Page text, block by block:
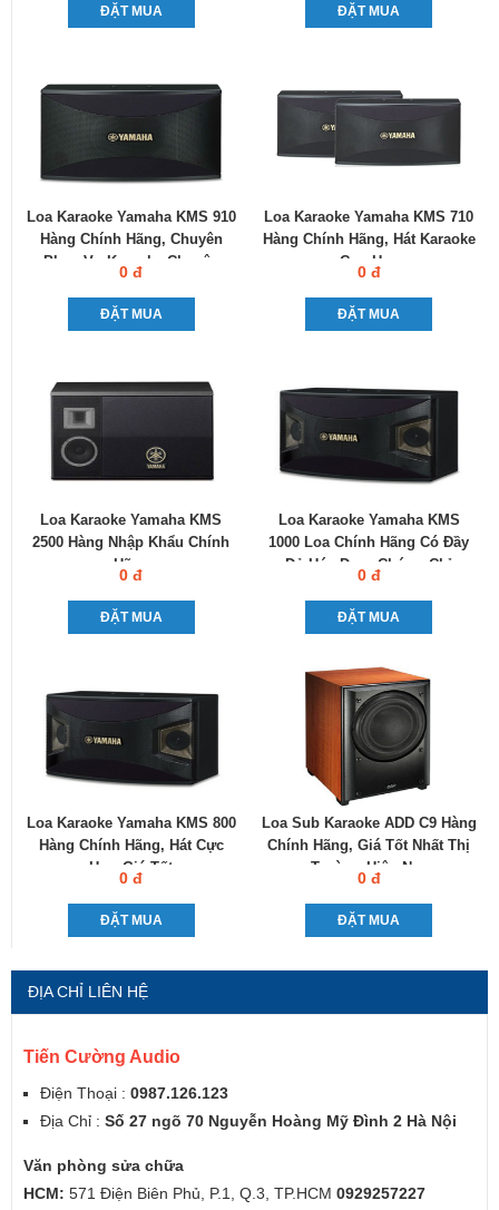
ĐẶT MUA ĐẶT MUA
Loa Karaoke Yamaha KMS 910
Hàng Chính Hãng, Chuyên
Phục Vụ Karaoke Chuyên
Nghiệp
0 đ
ĐẶT MUA
Loa Karaoke Yamaha KMS 710
Hàng Chính Hãng, Hát Karaoke
Cực Hay
0 đ
ĐẶT MUA
Loa Karaoke Yamaha KMS
2500 Hàng Nhập Khẩu Chính
Hãng
0 đ
ĐẶT MUA
Loa Karaoke Yamaha KMS
1000 Loa Chính Hãng Có Đầy
Đủ Hóa Đơn, Chứng Chỉ
0 đ
ĐẶT MUA
Loa Karaoke Yamaha KMS 800
Hàng Chính Hãng, Hát Cực
Hay, Giá Tốt
0 đ
ĐẶT MUA
Loa Sub Karaoke ADD C9 Hàng
Chính Hãng, Giá Tốt Nhất Thị
Trường Hiện Nay
0 đ
ĐẶT MUA
ĐỊA CHỈ LIÊN HỆ
Tiến Cường Audio
Điện Thoại : 0987.126.123
Địa Chỉ : Số 27 ngõ 70 Nguyễn Hoàng Mỹ Đình 2 Hà Nội
Văn phòng sửa chữa
HCM: 571 Điện Biên Phủ, P.1, Q.3, TP.HCM 0929257227